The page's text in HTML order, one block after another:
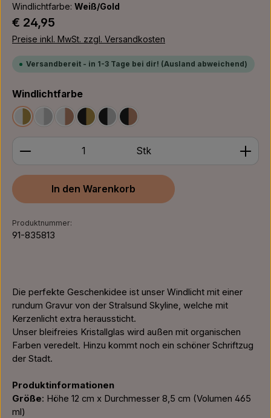
Windlichtfarbe: Weiß/Gold
Regulärer Preis:
€ 24,95
Preise inkl. MwSt. zzgl. Versandkosten
Versandbereit - in 1-3 Tage bei dir! (Ausland abweichend)
Windlichtfarbeauswählen
Weiß/GoldWeiß/Silber
Weiß/Bronze
Schwarz/Gold
Schwarz/Silber
Schwarz/Bronze
Produkt Anzahl: Gib den gewünschten Wert ein
Stk
In den Warenkorb
Produktnummer:
91-835813
Die perfekte Geschenkidee ist unser Windlicht mit einer
rundum Gravur von der Stralsund Skyline, welche mit
Kerzenlicht extra heraussticht.
Unser bleifreies Kristallglas wird außen mit organischen
Farben veredelt. Hinzu kommt noch ein schöner Schriftzug
der Stadt.
Produktinformationen
Größe: Höhe 12 cm x Durchmesser 8,5 cm (Volumen 465
ml)